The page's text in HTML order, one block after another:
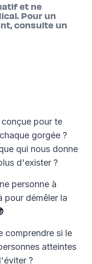
et ne
Pour un
consulte un
pour te
gorgée ?
qui nous donne
d'exister ?
personne à
pour démêler la
comprendre si le
atteintes
?